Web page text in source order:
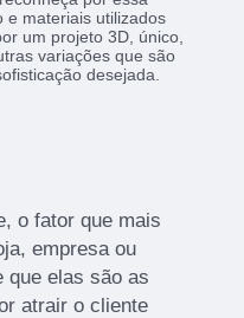
e materiais utilizados
um projeto 3D, único,
variações que são
desejada.
o fator que mais
empresa ou
que elas são as
atrair o cliente